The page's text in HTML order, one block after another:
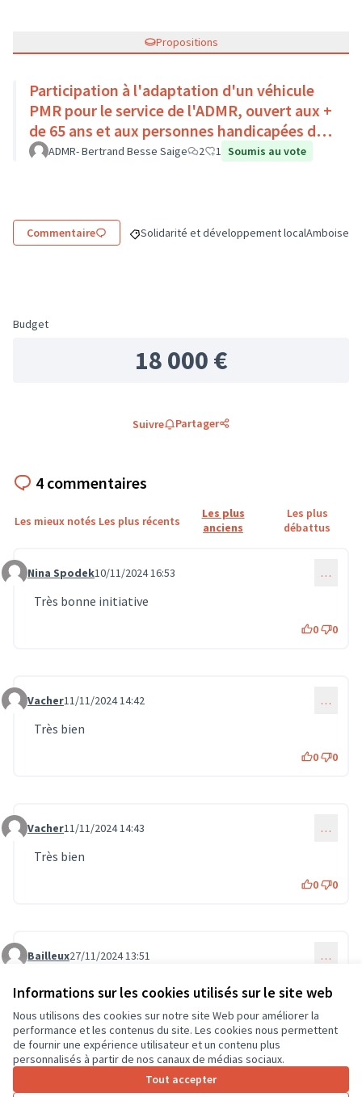
Informations sur les cookies utilisés sur le site web
Nous utilisons des cookies sur notre site Web pour améliorer la
performance et les contenus du site. Les cookies nous permettent
de fournir une expérience utilisateur et un contenu plus
personnalisés à partir de nos canaux de médias sociaux.
Tout accepter
Propositions
Participation à l'adaptation d'un véhicule
PMR pour le service de l'ADMR, ouvert aux +
de 65 ans et aux personnes handicapées du
Pays Loire-Touraine.
ADMR- Bertrand Besse Saige 2 1 Soumis au vote
Commentaire Filtrer les résultats de la catégorie :
Solidarité et développement localFiltrer les
Amboise
Budget
18 000 €
Suivre Partager
4 commentaires
Les mieux notés Les plus récents
Les plus
anciens
Les plus
débattus
Commentaire 1119
Nina Spodek10/11/2024 16:53 …
Très bonne initiative
0 0
Commentaire 1127
Vacher11/11/2024 14:42 …
Très bien
0 0
Commentaire 1128
Vacher11/11/2024 14:43 …
Très bien
0 0
Commentaire 1410
Bailleux27/11/2024 13:51 …
Bonne idée
0
créez un compte